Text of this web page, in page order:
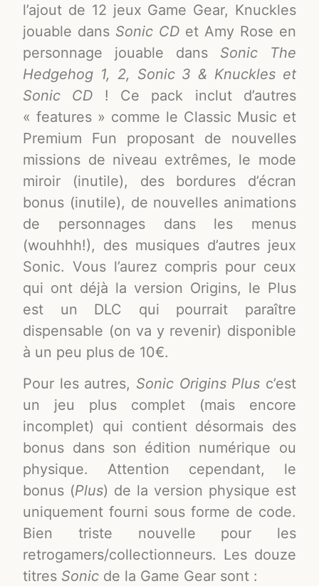
l’ajout de 12 jeux Game Gear, Knuckles
jouable dans Sonic CD et Amy Rose en
personnage jouable dans Sonic The
Hedgehog 1, 2, Sonic 3 & Knuckles et
Sonic CD ! Ce pack inclut d’autres
« features » comme le Classic Music et
Premium Fun proposant de nouvelles
missions de niveau extrêmes, le mode
miroir (inutile), des bordures d’écran
bonus (inutile), de nouvelles animations
de personnages dans les menus
(wouhhh!), des musiques d’autres jeux
Sonic. Vous l’aurez compris pour ceux
qui ont déjà la version Origins, le Plus
est un DLC qui pourrait paraître
dispensable (on va y revenir) disponible
à un peu plus de 10€.
Pour les autres, Sonic Origins Plus c’est
un jeu plus complet (mais encore
incomplet) qui contient désormais des
bonus dans son édition numérique ou
physique. Attention cependant, le
bonus (Plus) de la version physique est
uniquement fourni sous forme de code.
Bien triste nouvelle pour les
retrogamers/collectionneurs. Les douze
titres Sonic de la Game Gear sont :